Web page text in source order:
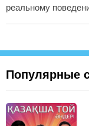
реальному
Популярные